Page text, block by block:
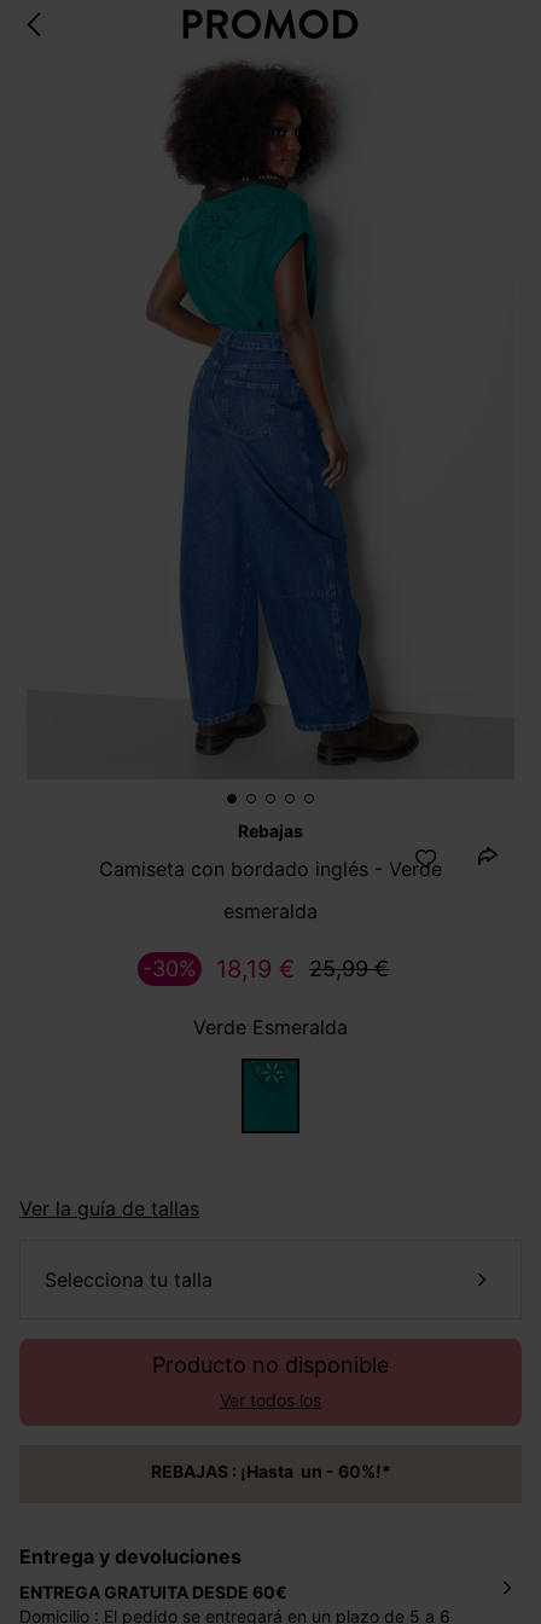
Rebajas
Camiseta con bordado inglés - Verde
esmeralda
18,19 € 25,99 €
-30%
Verde Esmeralda
Ver la guía de tallas
selecciona tu talla
Producto no disponible
Ver todos los
REBAJAS : ¡Hasta un - 60%!*
Entrega y devoluciones
ENTREGA GRATUITA DESDE 60€
Domicilio : El pedido se entregará en un plazo de 5 a 6